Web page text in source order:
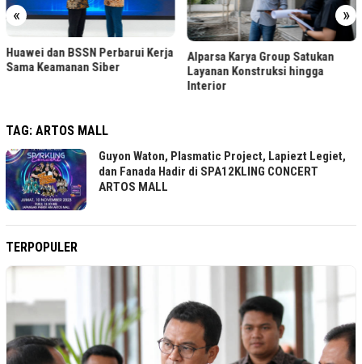
« »
Huawei dan BSSN Perbarui Kerja
Sama Keamanan Siber
Alparsa Karya Group Satukan
Layanan Konstruksi hingga
Interior
TAG: ARTOS MALL
Guyon Waton, Plasmatic Project, Lapiezt Legiet,
dan Fanada Hadir di SPA12KLING CONCERT
ARTOS MALL
TERPOPULER